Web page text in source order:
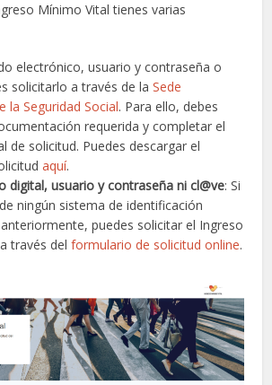
Mínimo Vital tienes varias
electrónico, usuario y contraseña o
solicitarlo a través de laSede
la Seguridad Social. Para ello, debes
requerida y completar el
de solicitud. Puedes descargar el
aquí.
digital, usuario y contraseña ni cl@ve: Si
ningún sistema de identificación
puedes solicitar el Ingreso
través delformulario de solicitud online.